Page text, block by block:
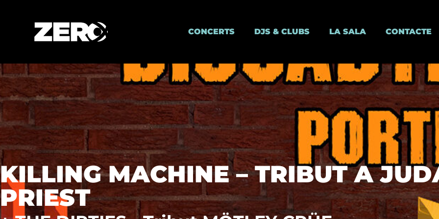
CONCERTS DJS & CLUBS LA SALA CONTACTE
KILLING MACHINE – TRIBUT A
PRIEST